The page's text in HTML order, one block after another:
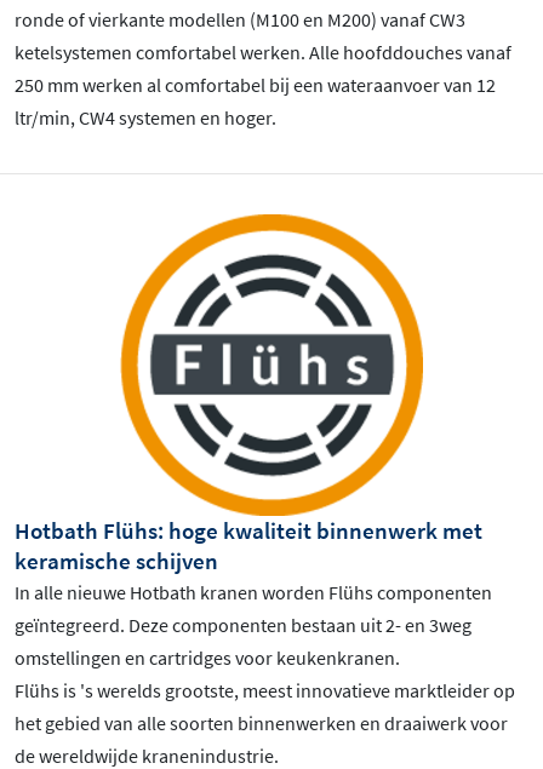
ronde of vierkante modellen (M100 en M200) vanaf CW3
ketelsystemen comfortabel werken. Alle hoofddouches vanaf
250 mm werken al comfortabel bij een wateraanvoer van 12
ltr/min, CW4 systemen en hoger.
Hotbath Flühs: hoge kwaliteit binnenwerk met
keramische schijven
In alle nieuwe Hotbath kranen worden Flühs componenten
geïntegreerd. Deze componenten bestaan uit 2- en 3weg
omstellingen en cartridges voor keukenkranen.
Flühs is 's werelds grootste, meest innovatieve marktleider op
het gebied van alle soorten binnenwerken en draaiwerk voor
de wereldwijde kranenindustrie.